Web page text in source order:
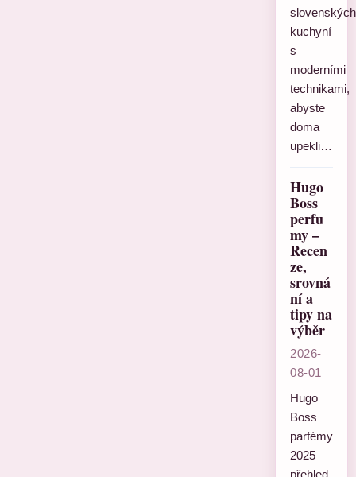
slovenských
kuchyní
s
moderními
technikami,
abyste
doma
upekli…
Hugo
Boss
perfu
my –
Recen
ze,
srovná
ní a
tipy na
výběr
2026-
08-01
Hugo
Boss
parfémy
2025 –
přehled,